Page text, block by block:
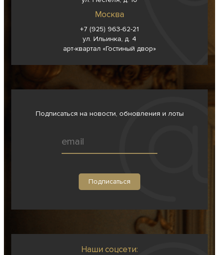
Москва
+7 (925) 963-62-21
ул. Ильинка, д. 4
арт-квартал «Гостиный двор»
Подписаться на новости, обновления и лоты
Наши соцсети: